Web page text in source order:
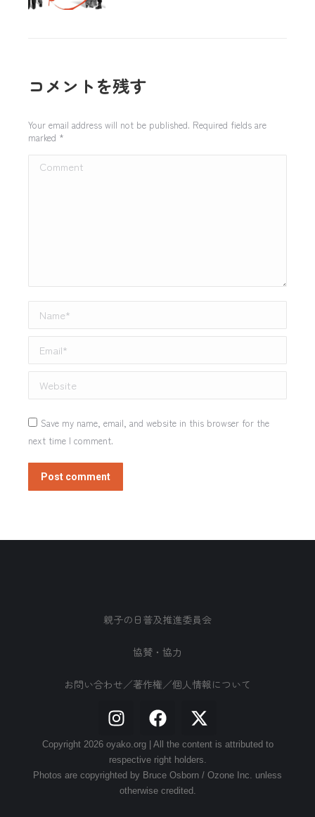
コメントを残す
Your email address will not be published. Required fields are
marked *
Comment
Name *
Email *
Website
Save my name, email, and website in this browser for the
next time I comment.
Post comment
親子の日普及推進委員会
協賛・協力
お問い合わせ／著作権／個人情報について
Copyright 2026 oyako.org | All the content is attributed to
respective right holders.
Photos are copyrighted by Bruce Osborn / Ozone Inc. unless
otherwise credited.